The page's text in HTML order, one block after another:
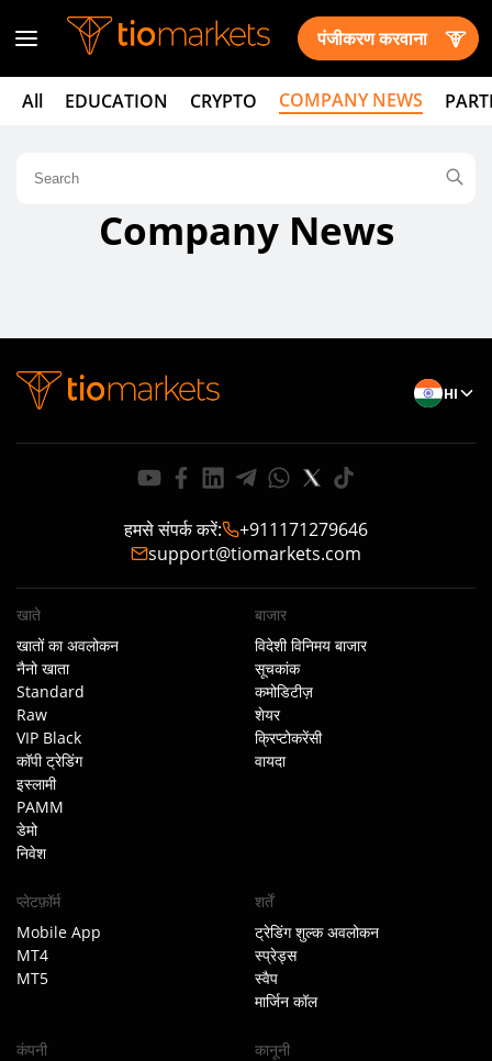
पंजीकरण करवाना
All EDUCATION CRYPTO COMPANY NEWS
Company News
HI
हमसे संपर्क करें:
+911171279646
support@tiomarkets.com
खाते
खातों का अवलोकन
नैनो खाता
Standard
Raw
VIP Black
कॉपी ट्रेडिंग
इस्लामी
PAMM
डेमो
निवेश
बाजार
विदेशी विनिमय बाजार
सूचकांक
कमोडिटीज़
शेयर
क्रिप्टोकरेंसी
वायदा
प्लेटफ़ॉर्म
Mobile App
MT4
MT5
शर्तें
ट्रेडिंग शुल्क अवलोकन
स्प्रेड्स
स्वैप
मार्जिन कॉल
कंपनी
कानूनी